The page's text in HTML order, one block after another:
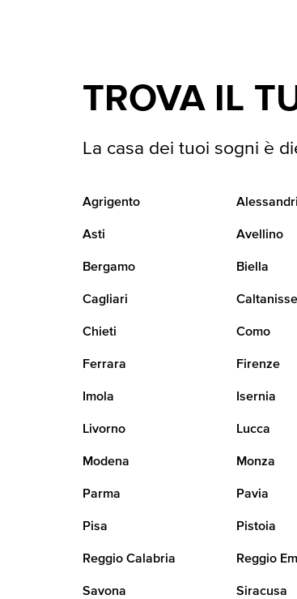
TROVA IL
La casa dei tuoi sogni è
Agrigento
Asti Avellino
Bergamo Biella
Cagliari
Chieti Como
Ferrara Firenze
Imola Isernia
Livorno Lucca
Modena Monza
Parma Pavia
Pisa Pistoia
Reggio Calabria Reggio
Savona Siracusa